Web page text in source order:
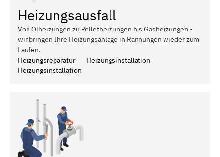
Heizungsausfall
Von Ölheizungen zu Pelletheizungen bis Gasheizungen -
wir bringen Ihre Heizungsanlage in Rannungen wieder zum
Laufen.
Heizungsreparatur
Heizungsinstallation
Heizungsinstallation